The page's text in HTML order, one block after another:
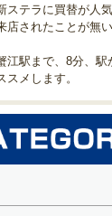
テラに買替が人気
店されたことが無
江駅まで、8分、
メします。